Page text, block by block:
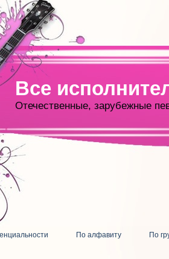
Все
Отечественные, зарубежные
По алфавиту
По